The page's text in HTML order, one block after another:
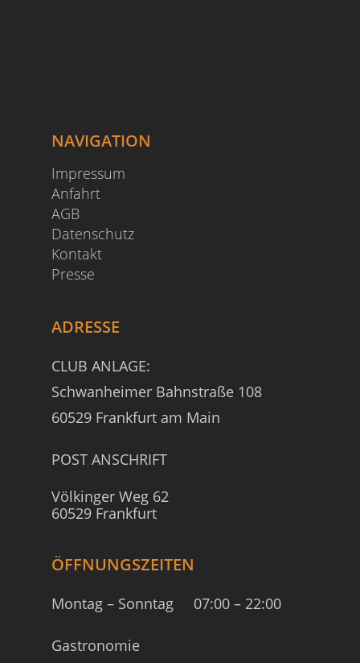
NAVIGATION
Impressum
Anfahrt
AGB
Datenschutz
Kontakt
Presse
ADRESSE
CLUB ANLAGE:
Schwanheimer Bahnstraße 108
60529 Frankfurt am Main
POST ANSCHRIFT
Völkinger Weg 62
60529 Frankfurt
ÖFFNUNGSZEITEN
Montag – Sonntag 07:00 – 22:00
Gastronomie